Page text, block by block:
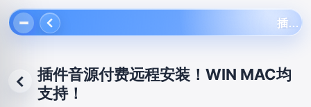
返回
插件音源付费远程安装！WIN MAC均
支持！
插件音源付费远程安装！WIN MAC均支持！